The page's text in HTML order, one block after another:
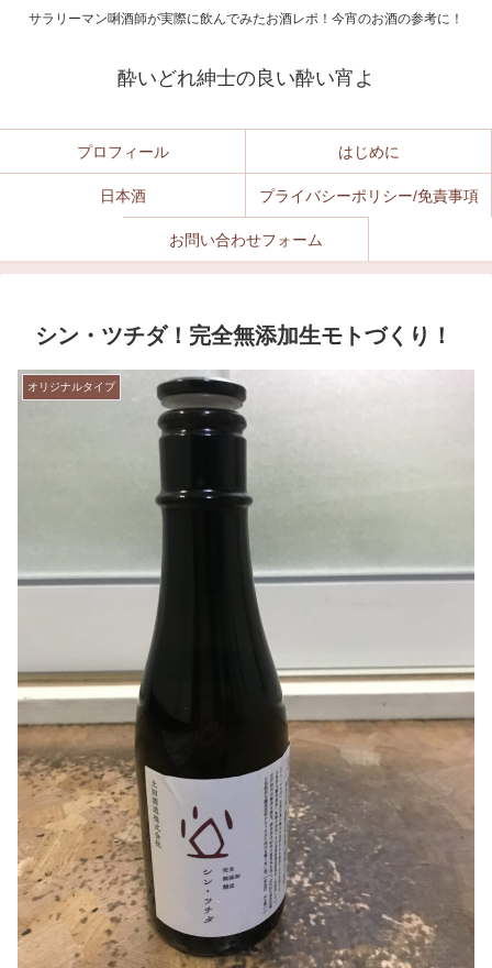
サラリーマン唎酒師が実際に飲んでみたお酒レポ！今宵のお酒の参考に！
酔いどれ紳士の良い酔い宵よ
プロフィール はじめに
日本酒 プライバシーポリシー/免責事項
お問い合わせフォーム
シン・ツチダ！完全無添加生モトづくり！
オリジナルタイプ